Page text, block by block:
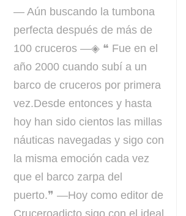
— Aún buscando la tumbona
perfecta después de más de
100 cruceros —◈ ❝ Fue en el
año 2000 cuando subí a un
barco de cruceros por primera
vez.Desde entonces y hasta
hoy han sido cientos las millas
náuticas navegadas y sigo con
la misma emoción cada vez
que el barco zarpa del
puerto.❞ —Hoy como editor de
Cruceroadicto sigo con el ideal